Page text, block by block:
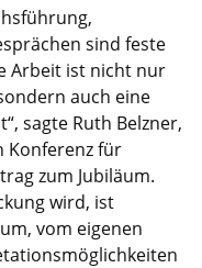
sind feste
Arbeit ist nicht nur
auch eine
sagte Ruth Belzner,
Konferenz für
zum Jubiläum.
wird, ist
vom eigenen